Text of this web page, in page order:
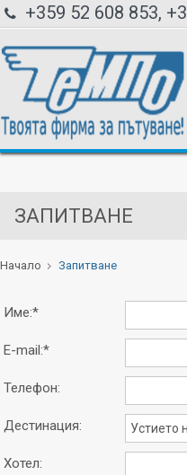
+359 52 608 853,
ЗАПИТВАНЕ
Начало Запитване
Име:*
E-mail:*
Телефон:
Дестинация:
Хотел: